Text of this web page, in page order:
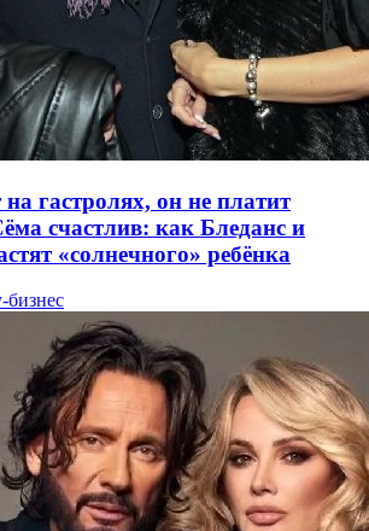
гастролях, он не платит
счастлив: как Бледанс и
«солнечного» ребёнка